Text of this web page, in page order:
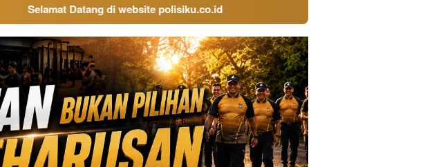
Selamat Datang di website polisiku.co.id